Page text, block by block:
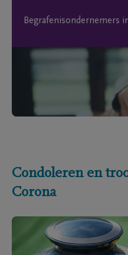
Begrafenisondernemers
Condoleren en
Corona